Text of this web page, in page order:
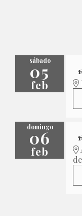
sábado
05
feb
domingo
06
feb